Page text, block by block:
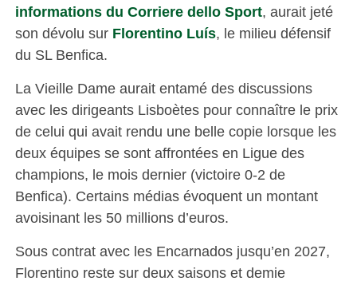
informations du Corriere dello Sport, aurait jeté
son dévolu sur Florentino Luís, le milieu défensif
du SL Benfica.
La Vieille Dame aurait entamé des discussions
avec les dirigeants Lisboètes pour connaître le prix
de celui qui avait rendu une belle copie lorsque les
deux équipes se sont affrontées en Ligue des
champions, le mois dernier (victoire 0-2 de
Benfica). Certains médias évoquent un montant
avoisinant les 50 millions d’euros.
Sous contrat avec les Encarnados jusqu’en 2027,
Florentino reste sur deux saisons et demie